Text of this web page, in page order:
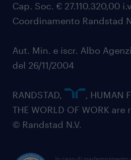
Cap. Soc. € 27.110.320,00
Coordinamento Randstad
Aut. Min. e iscr. Albo
del 26/11/2004
RANDSTAD,
, HUMAN
THE WORLD OF WORK
© Randstad N.V.